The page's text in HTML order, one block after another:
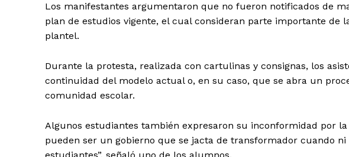
Periodico el Sol de
Yucatán
Los manifestantes argumentaron que no fueron notificados de
plan de estudios vigente, el cual consideran parte importante de
plantel.
Durante la protesta, realizada con cartulinas y consignas, los
continuidad del modelo actual o, en su caso, que se abra un
comunidad escolar.
Algunos estudiantes también expresaron su inconformidad por
pueden ser un gobierno que se jacta de transformador cuando